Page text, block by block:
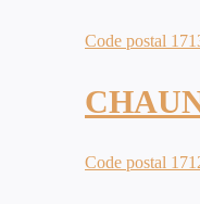
Code postal
Code postal